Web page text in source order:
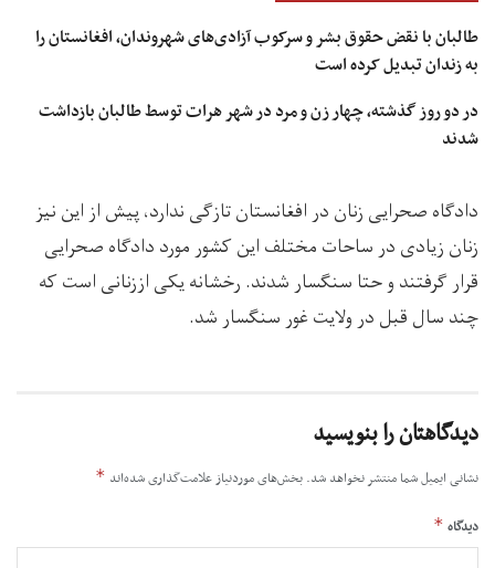
طالبان با نقض حقوق بشر و سرکوب آزادی‌های شهروندان، افغانستان را
به زندان تبدیل کرده است
در دو روز گذشته، چهار زن و مرد در شهر هرات توسط طالبان بازداشت
شدند
دادگاه صحرایی زنان در افغانستان تازگی ندارد، پیش از این نیز
زنان زیادی در ساحات مختلف این کشور مورد دادگاه صحرایی
قرار گرفتند و حتا سنگسار شدند. رخشانه یکی اززنانی است که
چند سال قبل در ولایت غور سنگسار شد.
دیدگاهتان را بنویسید
نشانی ایمیل شما منتشر نخواهد شد. بخش‌های موردنیاز علامت‌گذاری شده‌اند *
دیدگاه *